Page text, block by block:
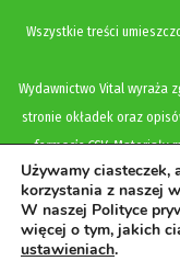
Wszystkie treści
Wydawnictwo Vital wyraża
stronie okładek oraz
formacie CSV. Materiały
katalogach internetowych,
legalną dystrybucję
Używamy
korzystania z naszej
W naszej Polityce
więcej o tym, jakich
ustawieniach.